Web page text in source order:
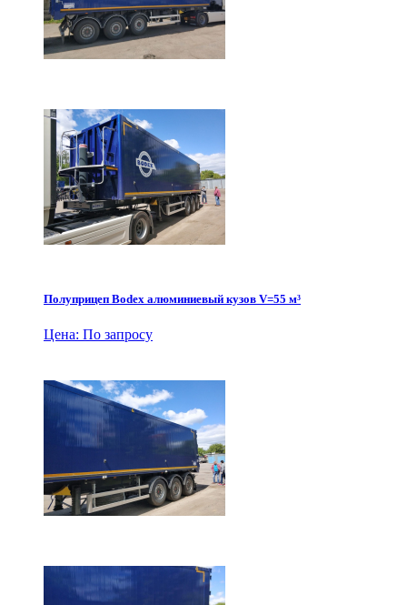
Полуприцеп Bodex алюминиевый кузов V=55 м³
Цена: По запросу